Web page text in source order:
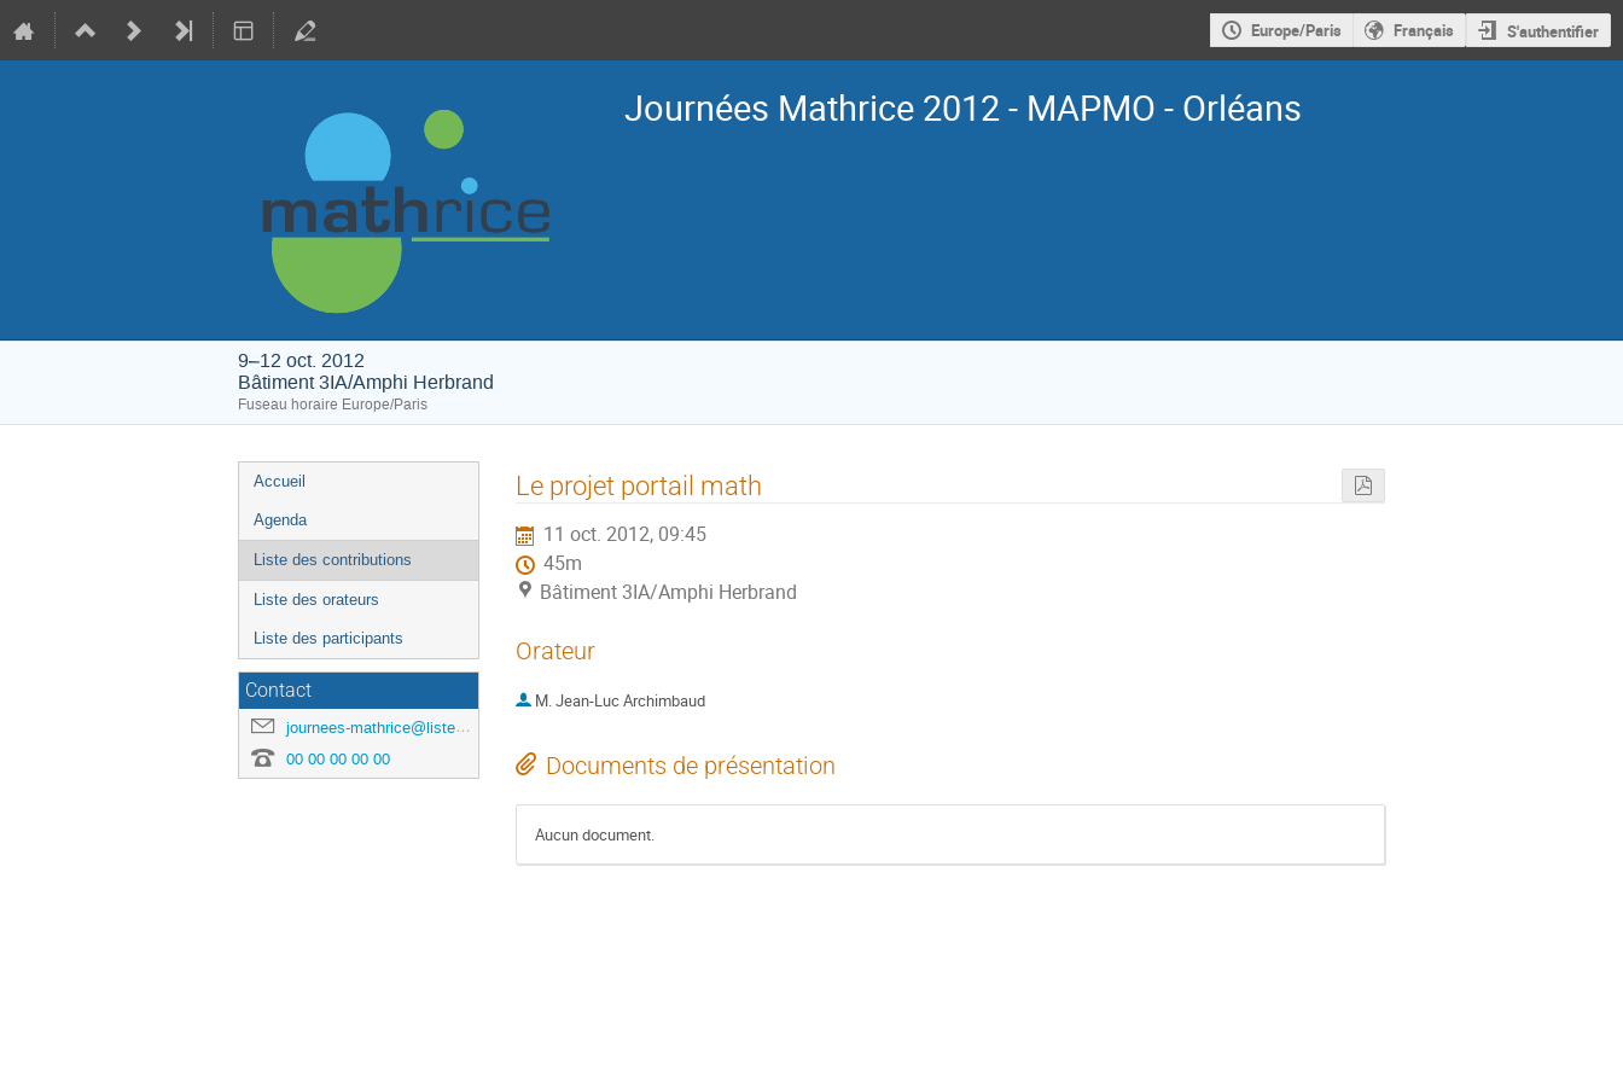
Europe/Paris Français S'authentifier
Journées Mathrice 2012 - MAPMO - Orléans
9–12 oct. 2012
Bâtiment 3IA/Amphi Herbrand
Fuseau horaire Europe/Paris
Menu
de
l'événement
Accueil
Agenda
Liste des contributions
Liste des orateurs
Liste des participants
Contact
journees-mathrice@listes.mathrice.fr
00 00 00 00 00
Le projet portail math
11 oct. 2012, 09:45
45m
Bâtiment 3IA/Amphi Herbrand
Orateur
M.Jean-Luc Archimbaud
Documents de présentation
Aucun document.